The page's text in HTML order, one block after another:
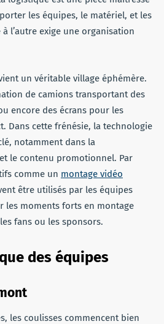
les équipes, le matériel, et les
l’autre exige une organisation
un véritable village éphémère.
de camions transportant des
encore des écrans pour les
Dans cette frénésie, la technologie
notamment dans la
le contenu promotionnel. Par
comme un montage vidéo
être utilisés par les équipes
les moments forts en montage
fans ou les sponsors.
des équipes
les coulisses commencent bien